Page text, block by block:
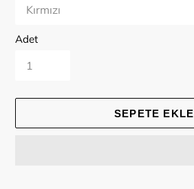
Adet
SEPETE EKLE